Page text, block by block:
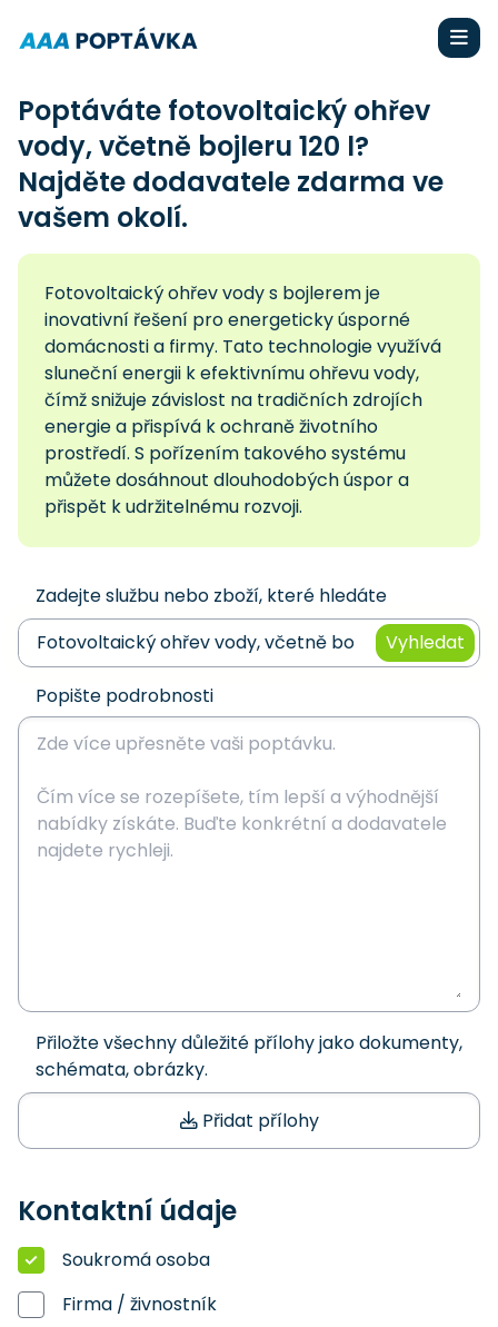
Poptáváte fotovoltaický ohřev
vody, včetně bojleru 120 l?
Najděte dodavatele zdarma ve
vašem okolí.
Fotovoltaický ohřev vody s bojlerem je
inovativní řešení pro energeticky úsporné
domácnosti a firmy. Tato technologie využívá
sluneční energii k efektivnímu ohřevu vody,
čímž snižuje závislost na tradičních zdrojích
energie a přispívá k ochraně životního
prostředí. S pořízením takového systému
můžete dosáhnout dlouhodobých úspor a
přispět k udržitelnému rozvoji.
Zadejte službu nebo zboží, které hledáte
Vyhledat
Popište podrobnosti
Přiložte všechny důležité přílohy jako dokumenty,
schémata, obrázky.
Přidat přílohy
Kontaktní údaje
Soukromá osoba
Firma / živnostník